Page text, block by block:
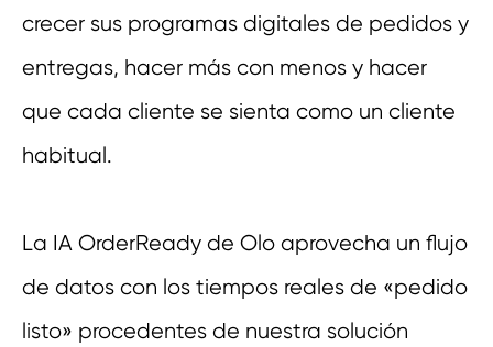
crecer sus programas digitales de pedidos y
entregas, hacer más con menos y hacer
que cada cliente se sienta como un cliente
habitual.
La IA OrderReady de Olo aprovecha un flujo
de datos con los tiempos reales de «pedido
listo» procedentes de nuestra solución